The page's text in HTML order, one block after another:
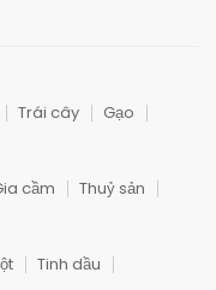
Trái cây
Gạo
cầm
Thuỷ sản
Tinh dầu